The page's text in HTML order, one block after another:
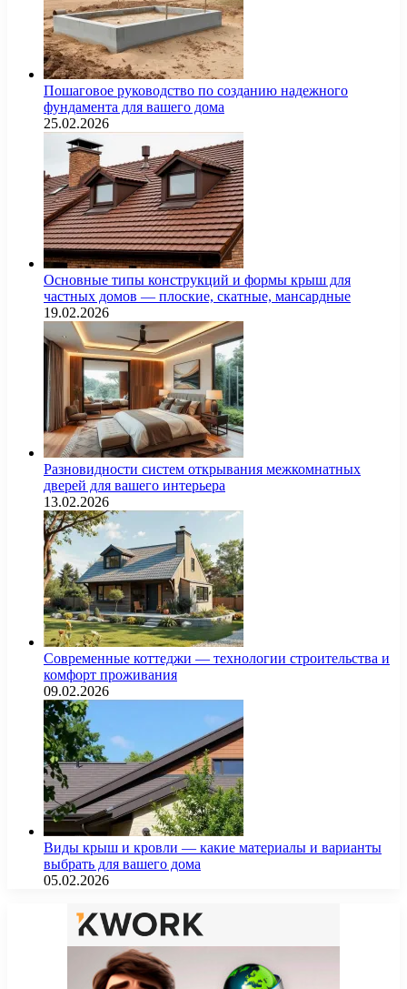
Пошаговое руководство по созданию надежного
фундамента для вашего дома
25.02.2026
Основные типы конструкций и формы крыш для
частных домов — плоские, скатные, мансардные
19.02.2026
Разновидности систем открывания межкомнатных
дверей для вашего интерьера
13.02.2026
Современные коттеджи — технологии строительства и
комфорт проживания
09.02.2026
Виды крыш и кровли — какие материалы и варианты
выбрать для вашего дома
05.02.2026